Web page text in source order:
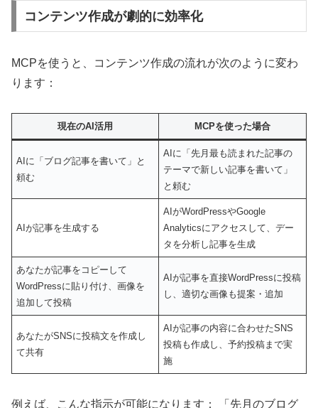
コンテンツ作成が劇的に効率化
MCPを使うと、コンテンツ作成の流れが次のように変わ
ります：
現在のAI活用 MCPを使った場合
AIに「ブログ記事を書いて」と
頼む
AIに「先月最も読まれた記事の
テーマで新しい記事を書いて」
と頼む
AIが記事を生成する
AIがWordPressやGoogle
Analyticsにアクセスして、デー
タを分析し記事を生成
あなたが記事をコピーして
WordPressに貼り付け、画像を
追加して投稿
AIが記事を直接WordPressに投稿
し、適切な画像も提案・追加
あなたがSNSに投稿文を作成し
て共有
AIが記事の内容に合わせたSNS
投稿も作成し、予約投稿まで実
施
例えば、こんな指示が可能になります： 「先月のブログ